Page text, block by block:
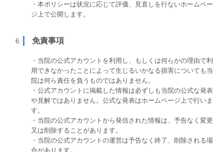
・本ポリシーは状況に応じて評価、見直しを行ないホームペー
ジ上で公開します。
免責事項
・当院の公式アカウントを利用し、もしくは何らかの理由で利
用できなかったことによって生じるいかなる損害についても当
院は何ら責任を負うものではありません。
・公式アカウントに掲載した情報は必ずしも当院の公式な発表
や見解ではありません。公式な発表はホームページ上で行いま
す。
・当院の公式アカウントから発信された情報は、予告なく変更
又は削除することがあります。
・当院の公式アカウントの運営は予告なく終了、削除される場
合があります。